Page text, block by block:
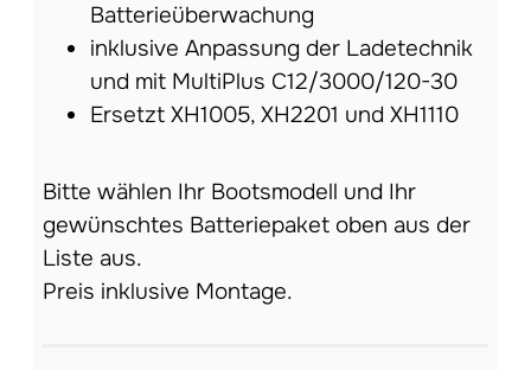
Batterieüberwachung
inklusive Anpassung der Ladetechnik
und mit MultiPlus C12/3000/120-30
Ersetzt XH1005, XH2201 und XH1110
Bitte wählen Ihr Bootsmodell und Ihr
gewünschtes Batteriepaket oben aus der
Liste aus.
Preis inklusive Montage.